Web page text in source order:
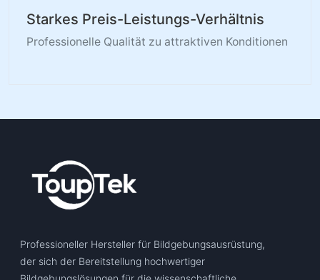
Starkes Preis-Leistungs-Verhältnis
Professionelle Qualität zu attraktiven Konditionen
Professioneller Hersteller für Bildgebungsausrüstung,
der sich der Bereitstellung hochwertiger